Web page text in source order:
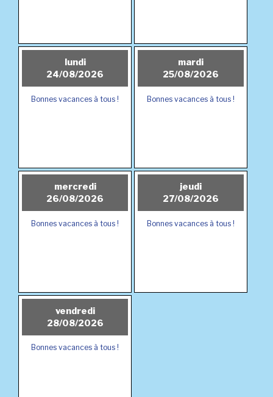
lundi
24/08/2026
Bonnes vacances à tous !
mardi
25/08/2026
Bonnes vacances à tous !
mercredi
26/08/2026
Bonnes vacances à tous !
jeudi
27/08/2026
Bonnes vacances à tous !
vendredi
28/08/2026
Bonnes vacances à tous !